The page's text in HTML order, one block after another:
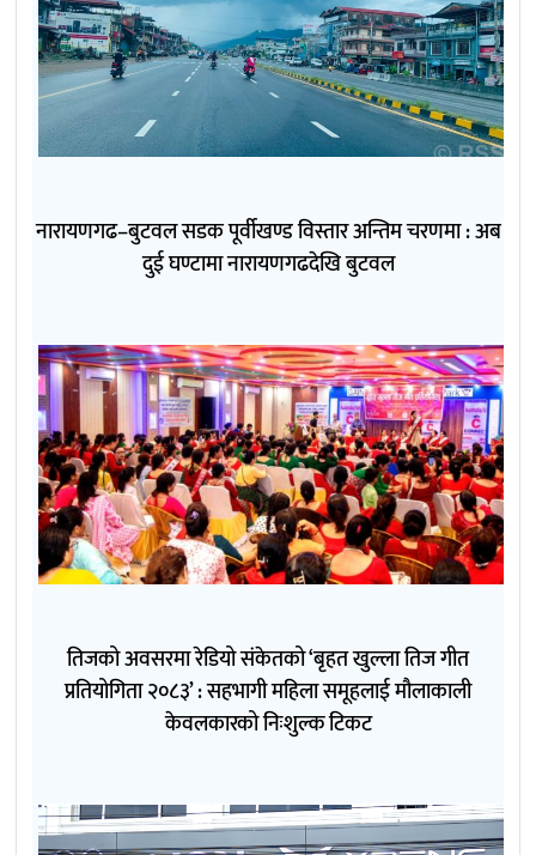
नारायणगढ–बुटवल सडक पूर्वीखण्ड विस्तार अन्तिम चरणमा : अब
दुई घण्टामा नारायणगढदेखि बुटवल
तिजको अवसरमा रेडियो संकेतको ‘बृहत खुल्ला तिज गीत
प्रतियोगिता २०८३’ : सहभागी महिला समूहलाई मौलाकाली
केवलकारको निःशुल्क टिकट